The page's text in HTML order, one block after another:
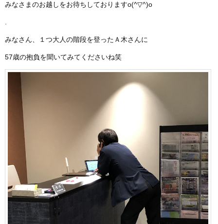
みなさまのお越しをお待ちしておりますo(^▽^)o
みなさん、１つ大人の階段を登ったＡ木さんに
57歳の抱負を聞いてみてくださいね笑